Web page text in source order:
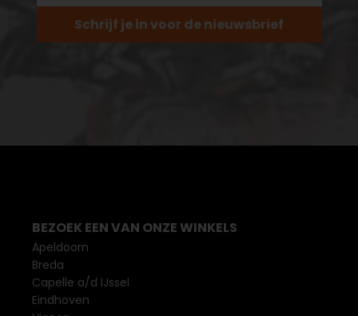
Schrijf je in voor de nieuwsbrief
BEZOEK EEN VAN ONZE WINKELS
Apeldoorn
Breda
Capelle a/d IJssel
Eindhoven